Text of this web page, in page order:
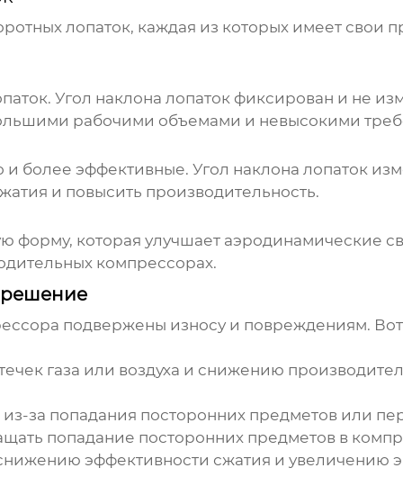
лопаток, каждая из которых имеет свои
Угол наклона лопаток фиксирован и не
рабочими объемами и невысокими
более эффективные. Угол наклона лопаток
и повысить производительность.
форму, которая улучшает аэродинамические
компрессорах.
подвержены износу и повреждениям.
газа или воздуха и снижению
за попадания посторонних предметов или
попадание посторонних предметов в
эффективности сжатия и увеличению